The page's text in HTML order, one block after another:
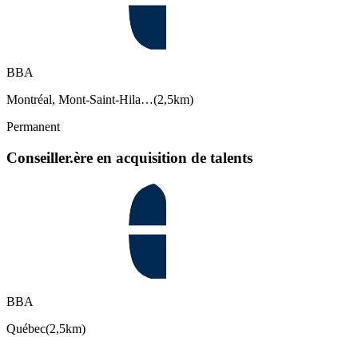
BBA
Montréal, Mont-Saint-Hila…(2,5km)
Permanent
Conseiller.ère en acquisition de talents
BBA
Québec(2,5km)